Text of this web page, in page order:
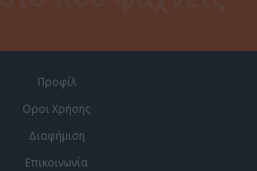
Προφίλ
Οροι Χρήσης
Διαφήμιση
Επικοινωνία